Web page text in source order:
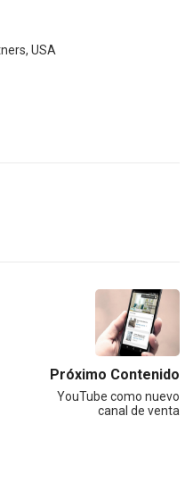
USA
Próximo Contenido
YouTube como nuevo
canal de venta